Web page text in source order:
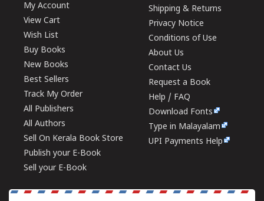
My Account
View Cart
Wish List
Buy Books
New Books
Best Sellers
Track My Order
All Publishers
All Authors
Sell On Kerala Book Store
Publish your E-Book
Sell your E-Book
Shipping & Returns
Privacy Notice
Conditions of Use
About Us
Contact Us
Request a Book
Help / FAQ
Download Fonts
Type in Malayalam
UPI Payments Help